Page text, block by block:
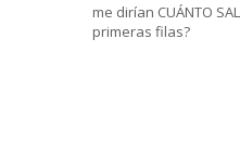
me dirían CUÁNTO
primeras filas?